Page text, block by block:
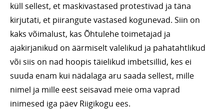
küll sellest, et maskivastased protestivad ja täna
kirjutati, et piirangute vastased kogunevad. Siin on
kaks võimalust, kas Õhtulehe toimetajad ja
ajakirjanikud on äärmiselt valelikud ja pahatahtlikud
või siis on nad hoopis täielikud imbetsillid, kes ei
suuda enam kui nädalaga aru saada sellest, mille
nimel ja mille eest seisavad meie oma vaprad
inimesed iga päev Riigikogu ees.